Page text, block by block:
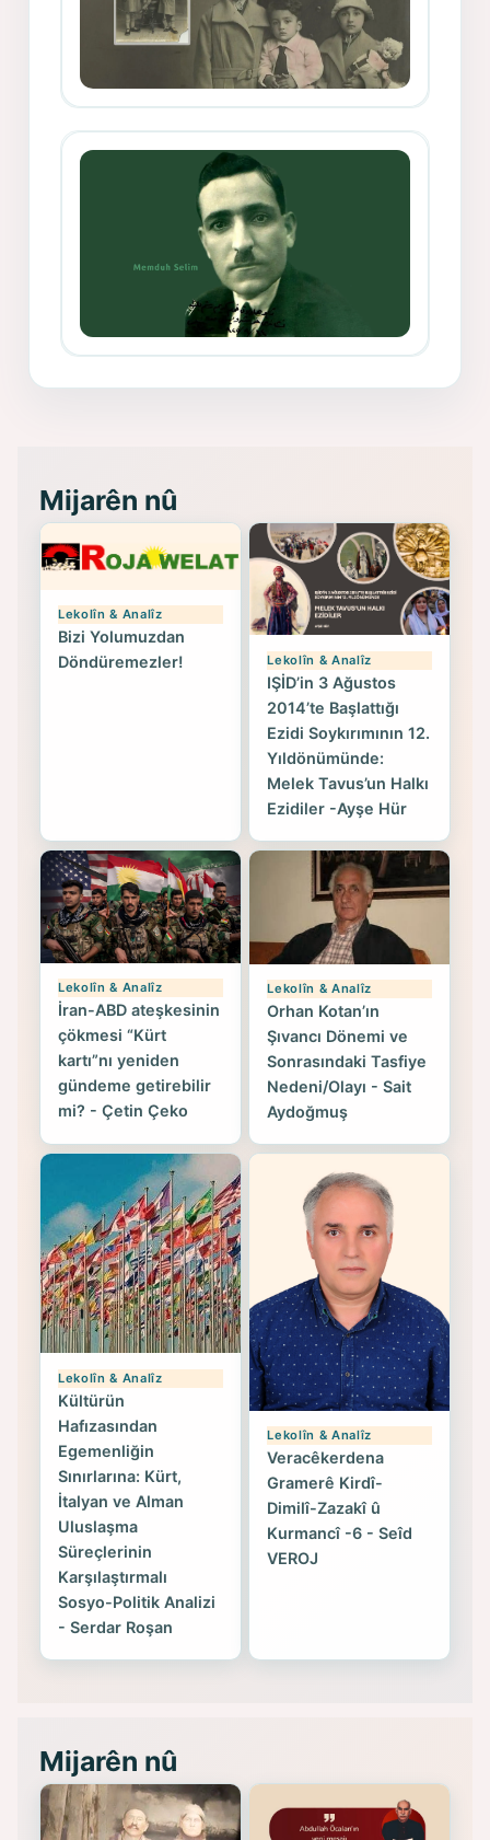
(Hoybun)’un Kuruluş Çalışmaları- 8
Mijarên nû
Lekolîn & Analîz
Bizi Yolumuzdan
Döndüremezler!
Lekolîn & Analîz
IŞİD’in 3 Ağustos
2014’te Başlattığı
Ezidi Soykırımının 12.
Yıldönümünde:
Melek Tavus’un Halkı
Ezidiler -Ayşe Hür
Lekolîn & Analîz
İran-ABD ateşkesinin
çökmesi “Kürt
kartı”nı yeniden
gündeme getirebilir
mi? - Çetin Çeko
Lekolîn & Analîz
Orhan Kotan’ın
Şıvancı Dönemi ve
Sonrasındaki Tasfiye
Nedeni/Olayı - Sait
Aydoğmuş
Lekolîn & Analîz
Kültürün
Hafızasından
Egemenliğin
Sınırlarına: Kürt,
İtalyan ve Alman
Uluslaşma
Süreçlerinin
Karşılaştırmalı
Sosyo-Politik Analizi
- Serdar Roşan
Lekolîn & Analîz
Veracêkerdena
Gramerê Kirdî-
Dimilî-Zazakî û
Kurmancî -6 - Seîd
VEROJ
Mijarên nû